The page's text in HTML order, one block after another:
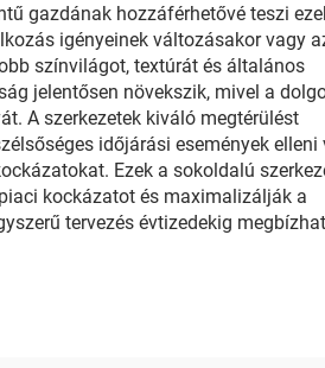
gazdának hozzáférhetővé teszi
igényeinek változásakor vagy
színvilágot, textúrát és általános
jelentősen növekszik, mivel a
A szerkezetek kiváló megtérülést
időjárási események elleni
Ezek a sokoldalú
kockázatot és maximalizálják a
tervezés évtizedekig